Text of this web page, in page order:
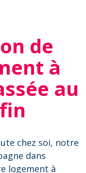
de
à
au
chez soi, notre
dans
logement à